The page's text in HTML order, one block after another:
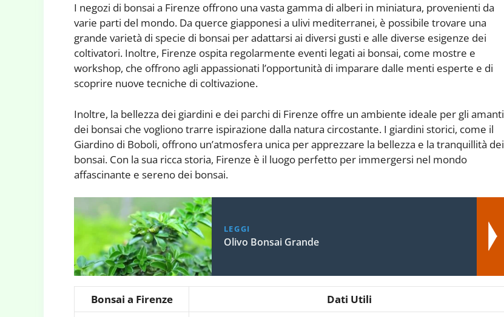
I negozi di bonsai a Firenze offrono una vasta gamma di alberi in miniatura, provenienti da
varie parti del mondo. Da querce giapponesi a ulivi mediterranei, è possibile trovare una
grande varietà di specie di bonsai per adattarsi ai diversi gusti e alle diverse esigenze dei
coltivatori. Inoltre, Firenze ospita regolarmente eventi legati ai bonsai, come mostre e
workshop, che offrono agli appassionati l’opportunità di imparare dalle menti esperte e di
scoprire nuove tecniche di coltivazione.
Inoltre, la bellezza dei giardini e dei parchi di Firenze offre un ambiente ideale per gli amanti
dei bonsai che vogliono trarre ispirazione dalla natura circostante. I giardini storici, come il
Giardino di Boboli, offrono un’atmosfera unica per apprezzare la bellezza e la tranquillità dei
bonsai. Con la sua ricca storia, Firenze è il luogo perfetto per immergersi nel mondo
affascinante e sereno dei bonsai.
LEGGI
Olivo Bonsai Grande
Bonsai a Firenze
Dati Utili